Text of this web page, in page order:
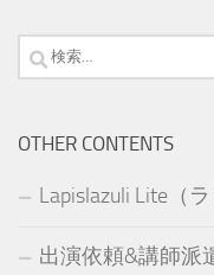
検
索:
OTHER CONTENTS
Lapislazuli Lite（
出演依頼&講師派